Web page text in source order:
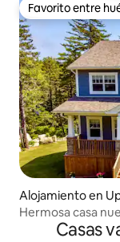
Favorito entre
Favorito entre
Alojamiento en
Hermosa casa
de HalifaxCasas